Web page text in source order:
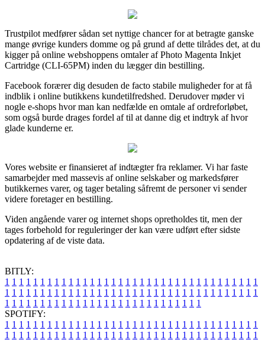
Trustpilot medfører sådan set nyttige chancer for at betragte ganske
mange øvrige kunders domme og på grund af dette tilrådes det, at du
kigger på online webshoppens omtaler af Photo Magenta Inkjet
Cartridge (CLI-65PM) inden du lægger din bestilling.
Facebook forærer dig desuden de facto stabile muligheder for at få
indblik i online butikkens kundetilfredshed. Derudover møder vi
nogle e-shops hvor man kan nedfælde en omtale af ordreforløbet,
som også burde drages fordel af til at danne dig et indtryk af hvor
glade kunderne er.
Vores website er finansieret af indtægter fra reklamer. Vi har faste
samarbejder med massevis af online selskaber og markedsfører
butikkernes varer, og tager betaling såfremt de personer vi sender
videre foretager en bestilling.
Viden angående varer og internet shops opretholdes tit, men der
tages forbehold for reguleringer der kan være udført efter sidste
opdatering af de viste data.
BITLY:
1 1 1 1 1 1 1 1 1 1 1 1 1 1 1 1 1 1 1 1 1 1 1 1 1 1 1 1 1 1 1 1 1 1 1 1
1 1 1 1 1 1 1 1 1 1 1 1 1 1 1 1 1 1 1 1 1 1 1 1 1 1 1 1 1 1 1 1 1 1 1 1
1 1 1 1 1 1 1 1 1 1 1 1 1 1 1 1 1 1 1 1 1 1 1 1 1 1 1 1
SPOTIFY:
1 1 1 1 1 1 1 1 1 1 1 1 1 1 1 1 1 1 1 1 1 1 1 1 1 1 1 1 1 1 1 1 1 1 1 1
1 1 1 1 1 1 1 1 1 1 1 1 1 1 1 1 1 1 1 1 1 1 1 1 1 1 1 1 1 1 1 1 1 1 1 1